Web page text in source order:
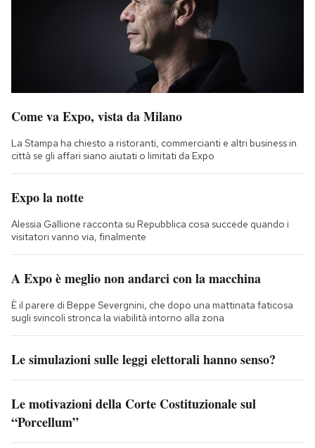
Come va Expo, vista da Milano
La Stampa ha chiesto a ristoranti, commercianti e altri business in
città se gli affari siano aiutati o limitati da Expo
Expo la notte
Alessia Gallione racconta su Repubblica cosa succede quando i
visitatori vanno via, finalmente
A Expo è meglio non andarci con la macchina
È il parere di Beppe Severgnini, che dopo una mattinata faticosa
sugli svincoli stronca la viabilità intorno alla zona
Le simulazioni sulle leggi elettorali hanno senso?
Le motivazioni della Corte Costituzionale sul
“Porcellum”